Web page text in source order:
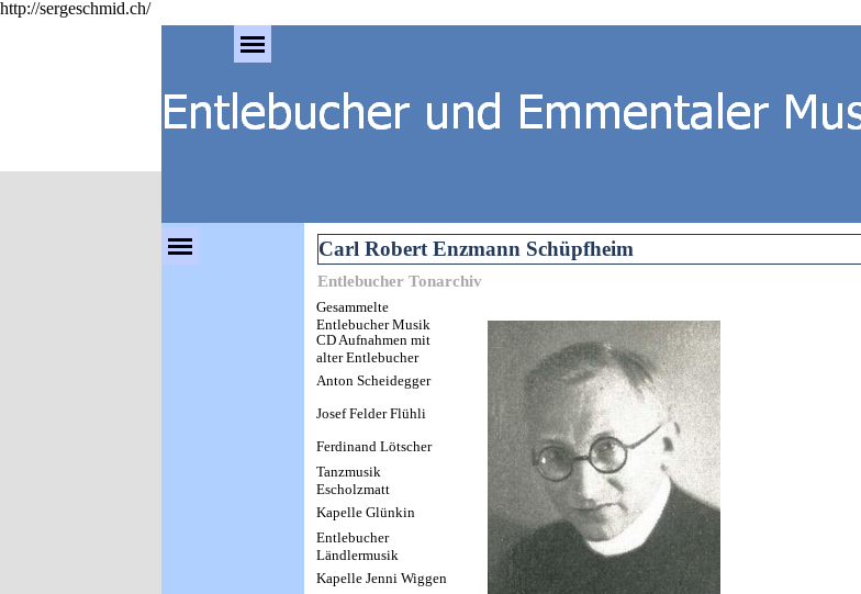
http://sergeschmid.ch/
Direkt zum Seiteninhalt
Menü überspringen
Menü überspringen
Carl Robert Enzmann Schüpfheim
Entlebucher Tonarchiv
Gesammelte
Entlebucher Musik
CD Aufnahmen mit
alter Entlebucher
Musik ab
Schellackplatten-
Schallplatten-
Anton Scheidegger
Josef Felder Flühli
Ferdinand Lötscher
Tanzmusik
Escholzmatt
Kapelle Glünkin
Entlebucher
Ländlermusik
Kapelle Jenni Wiggen